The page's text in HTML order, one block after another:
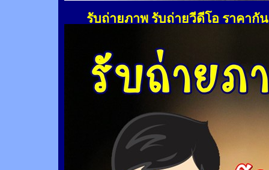
รับถ่ายภาพ รับถ่ายวีดีโอ ราคากั